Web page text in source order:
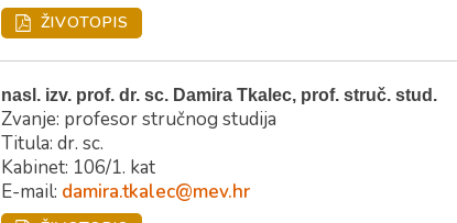
ŽIVOTOPIS
nasl. izv. prof. dr. sc. Damira Tkalec, prof. struč. stud.
Zvanje: profesor stručnog studija
Titula: dr. sc.
Kabinet: 106/1. kat
E-mail: damira.tkalec@mev.hr